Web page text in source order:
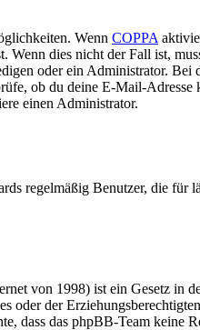
Wenn COPPA
Wenn dies nicht der Fall ist,
oder ein Administrator.
ob du deine E-Mail-Adresse
einen Administrator.
regelmäßig Benutzer, die für
von 1998) ist ein Gesetz in
oder der
dass das phpBB-Team keine